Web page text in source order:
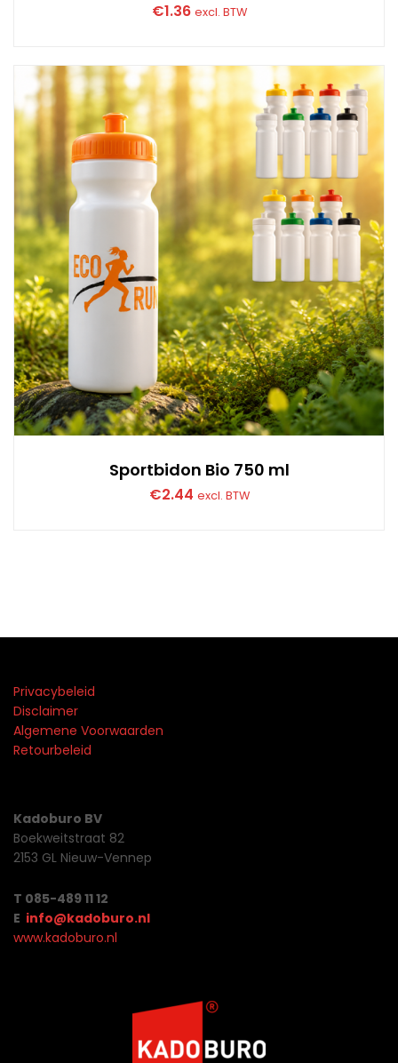
€1.36 excl. BTW
Sportbidon Bio 750 ml
€2.44 excl. BTW
Privacybeleid
Disclaimer
Algemene Voorwaarden
Retourbeleid
Kadoburo BV
Boekweitstraat 82
2153 GL Nieuw-Vennep
T 085-489 11 12
E info@kadoburo.nl
www.kadoburo.nl